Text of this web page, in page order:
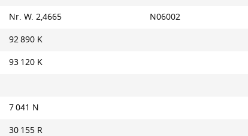
Nr. W. 2,4665 N06002
92 890 K
93 120 K
7 041 N
30 155 R